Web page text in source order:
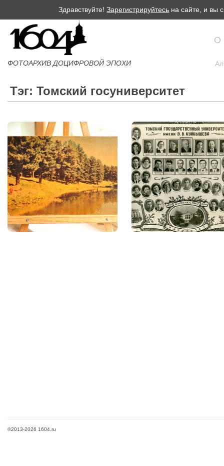
Здравствуйте!Зарегистрируйтесь на сайте, и вы
ФОТОАРХИВ ДОЦИФРОВОЙ ЭПОХИ
О
Тэг: Томский госуниверситет
©2013-2026 1604.ru